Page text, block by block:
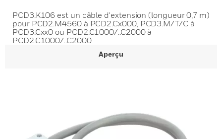
PCD3.K106 est un câble d'extension (longueur 0,7 m)
pour PCD2.M4560 à PCD2.Cx000, PCD3.M/T/C à
PCD3.Cxx0 ou PCD2.C1000/..C2000 à
PCD2.C1000/..C2000
Aperçu